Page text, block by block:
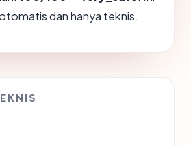
dan hanya teknis.